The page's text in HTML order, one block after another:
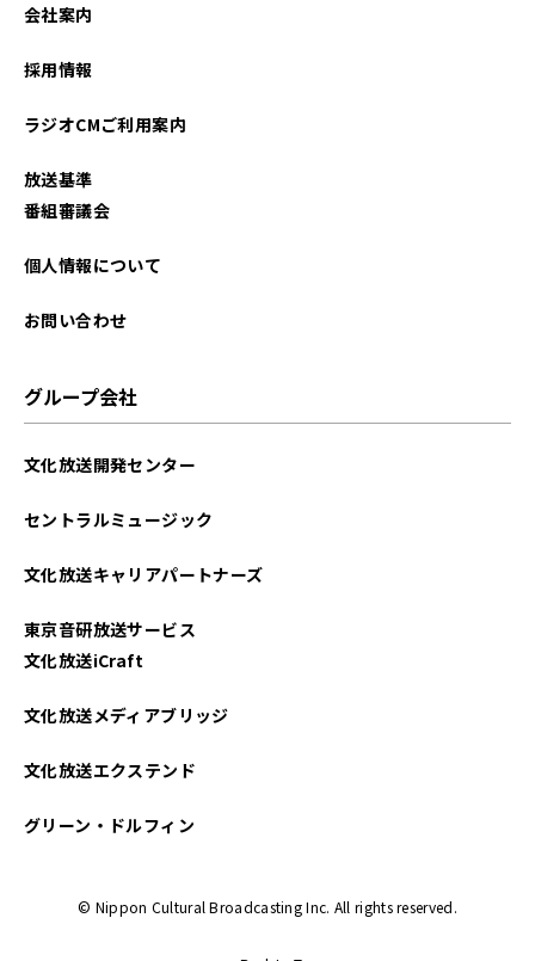
2023年04月
2022年12月
2022年06月
2022年05月
2022年04月
会社案内
採用情報
ラジオCMご利用案内
放送基準
番組審議会
個人情報について
お問い合わせ
グループ会社
文化放送開発センター
セントラルミュージック
文化放送キャリアパートナーズ
東京音研放送サービス
文化放送iCraft
文化放送メディアブリッジ
文化放送エクステンド
グリーン・ドルフィン
© Nippon Cultural Broadcasting Inc. All rights reserved.